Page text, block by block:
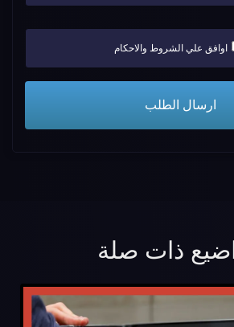
اوافق علي الشروط والاحكام
ذات صلة